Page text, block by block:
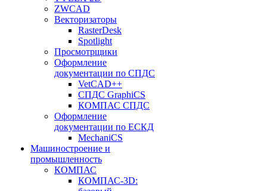
ZWCAD
Векторизаторы
RasterDesk
Spotlight
Просмотрщики
Оформление
документации по СПДС
VetCAD++
СПДС GraphiCS
КОМПАС СПДС
Оформление
документации по ЕСКД
MechaniCS
Машиностроение и
промышленность
КОМПАС
КОМПАС-3D: